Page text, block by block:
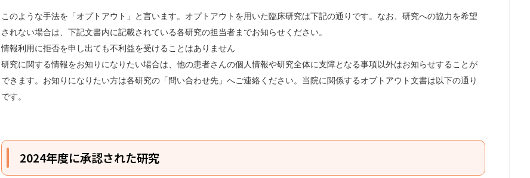
このような手法を「オプトアウト」と言います。オプトアウトを用いた臨床研究は下記の通りです。なお、研究への協力を希望
されない場合は、下記文書内に記載されている各研究の担当者までお知らせください。
情報利用に拒否を申し出ても不利益を受けることはありません
研究に関する情報をお知りになりたい場合は、他の患者さんの個人情報や研究全体に支障となる事項以外はお知らせすることが
できます。お知りになりたい方は各研究の「問い合わせ先」へご連絡ください。当院に関係するオプトアウト文書は以下の通り
です。
2024年度に承認された研究